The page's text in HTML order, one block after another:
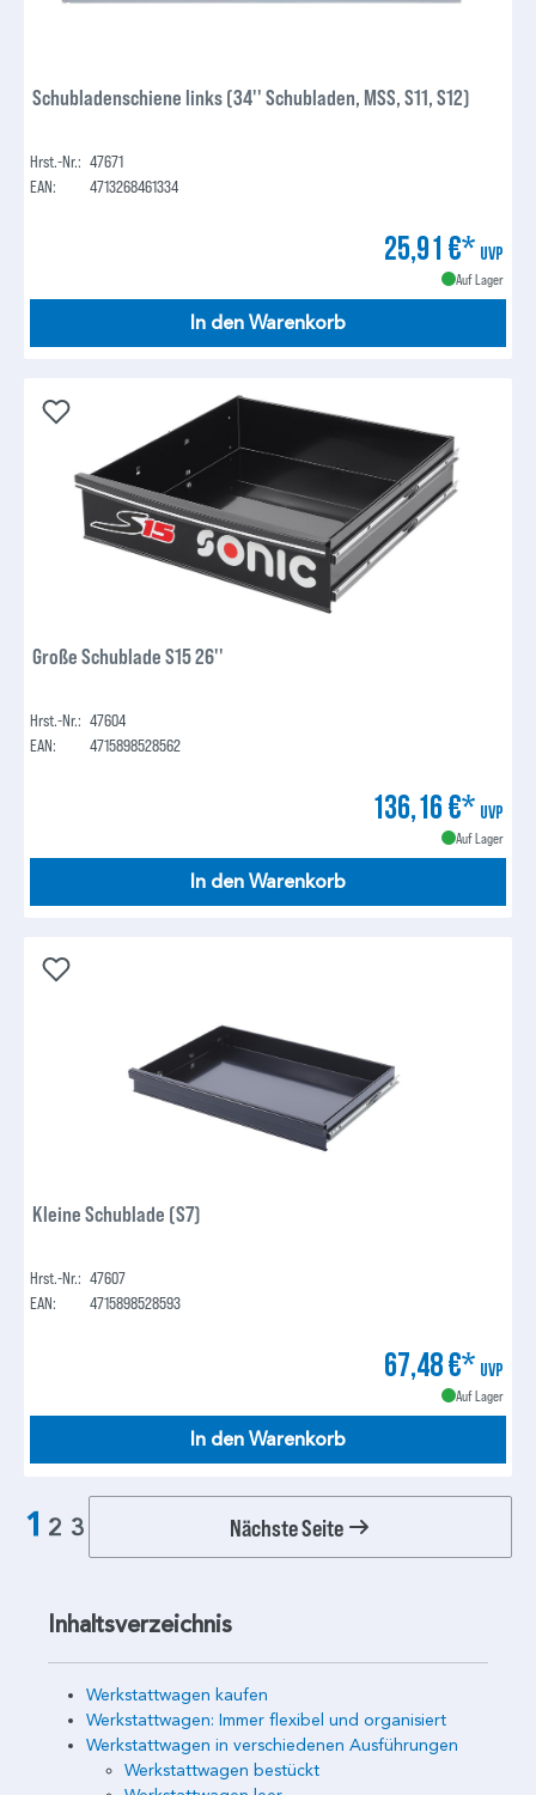
Schubladenschiene links (34'' Schubladen, MSS, S11, S12)
Hrst.-Nr.: 47671
EAN:
4713268461334
25,91 €* UVP
Auf Lager
In den Warenkorb
Große Schublade S15 26''
Hrst.-Nr.: 47604
EAN:
4715898528562
136,16 €* UVP
Auf Lager
In den Warenkorb
Kleine Schublade (S7)
Hrst.-Nr.: 47607
EAN:
4715898528593
67,48 €* UVP
Auf Lager
In den Warenkorb
1 2 3 Nächste Seite
Inhaltsverzeichnis
Werkstattwagen kaufen
Werkstattwagen: Immer flexibel und organisiert
Werkstattwagen in verschiedenen Ausführungen
Werkstattwagen bestückt